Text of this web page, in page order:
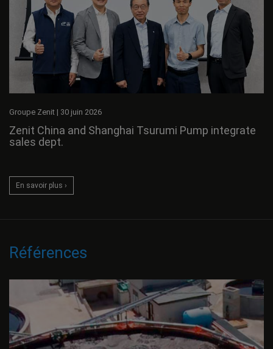
Groupe Zenit | 30 juin 2026
Zenit China and Shanghai Tsurumi Pump integrate
sales dept.
En savoir plus ›
Références